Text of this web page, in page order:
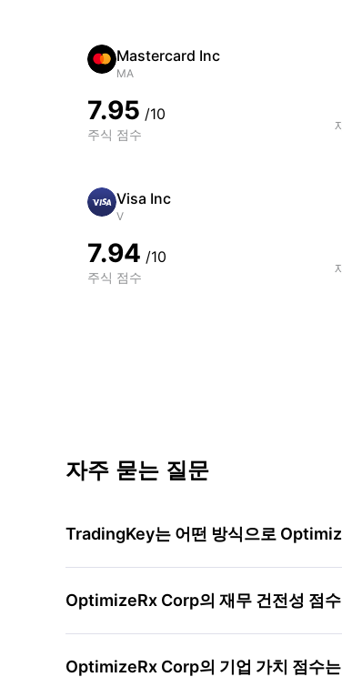
Mastercard Inc
MA
7.95 /10
주식 점수
Visa Inc
V
7.94 /10
주식 점수
자주 묻는 질문
TradingKey는 어떤 방식으로
OptimizeRx Corp의 재무 건전성 점
OptimizeRx Corp의 기업 가치 점수